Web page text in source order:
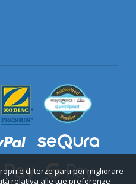
e di terze parti per migliorare
relativa alle tue preferenze